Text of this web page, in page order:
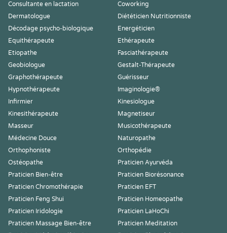
Consultante en lactation
Coworking
Dermatologue
Diététicien Nutritionniste
Décodage psycho-biologique
Energéticien
Equithérapeute
Ethérapeute
Etiopathe
Fasciathérapeute
Geobiologue
Gestalt-Thérapeute
Graphothérapeute
Guérisseur
Hypnothérapeute
Imaginologie®
Infirmier
Kinesiologue
Kinesithérapeute
Magnetiseur
Masseur
Musicothérapeute
Médecine Douce
Naturopathe
Orthophoniste
Orthopédie
Ostéopathe
Praticien Ayurvéda
Praticien Bien-être
Praticien Biorésonance
Praticien Chromothérapie
Praticien EFT
Praticien Feng Shui
Praticien Homeopathe
Praticien Iridologie
Praticien LaHoChi
Praticien Massage Bien-être
Praticien Meditation